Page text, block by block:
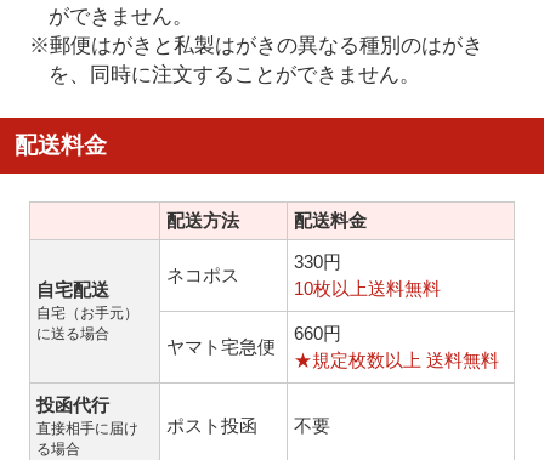
ができません。
※郵便はがきと私製はがきの異なる種別のはがき
を、同時に注文することができません。
配送料金
配送方法 配送料金
自宅配送
自宅（お手元）
に送る場合
ネコポス
330円
10枚以上送料無料
ヤマト宅急便
660円
★規定枚数以上 送料無料
投函代行
直接相手に届け
る場合
ポスト投函 不要